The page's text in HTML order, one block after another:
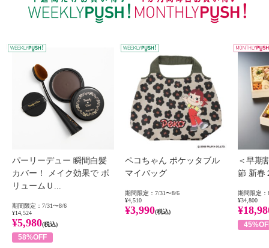
WEEKLY PUSH
パーリーデュー 瞬間白髪
カバー！ メイク効果で ボ
リュームＵ...
期間限定：7/31〜8/6
¥14,524
¥5,980(税込)
58%OFF
ペコちゃん ポケッタブル
マイバッグ
期間限定：7/31〜8/6
¥4,510
¥3,990(税込)
＜早期
節 新春
期間限定：
¥34,800